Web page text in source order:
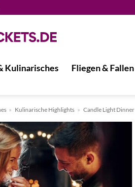
Kulinarisches Fliegen & Fallen
» Kulinarische Highlights » Candle Light Dinner